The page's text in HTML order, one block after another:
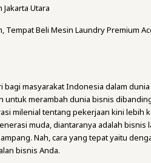
Utara
Tempat Beli Mesin Laundry Premium
masyarakat Indonesia dalam
untuk merambah dunia bisnis
milenial tentang pekerjaan kini lebih
muda, diantaranya adalah bisnis
Nah, cara yang tepat yaitu
bisnis Anda.